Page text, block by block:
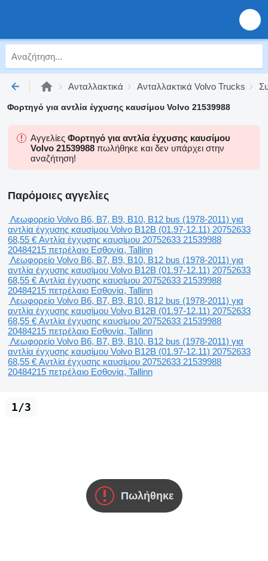
Ανταλλακτικά Ανταλλακτικά Volvo Trucks
Φορτηγό για αντλία έγχυσης καυσίμου Volvo 21539988
Αγγελίες Φορτηγό για αντλία έγχυσης καυσίμου
Volvo 21539988 πωλήθηκε και δεν υπάρχει στην
αναζήτηση!
Παρόμοιες αγγελίες
Λεωφορείο Volvo B6, B7, B9, B10, B12 bus (1978-2011) για
αντλία έγχυσης καυσίμου Volvo B12B (01.97-12.11) 20752633
68,55 € Αντλία έγχυσης καυσίμου 20752633 21539988
20484215 πετρέλαιο Εσθονία, Tallinn
Λεωφορείο Volvo B6, B7, B9, B10, B12 bus (1978-2011) για
αντλία έγχυσης καυσίμου Volvo B12B (01.97-12.11) 20752633
68,55 € Αντλία έγχυσης καυσίμου 20752633 21539988
20484215 πετρέλαιο Εσθονία, Tallinn
Λεωφορείο Volvo B6, B7, B9, B10, B12 bus (1978-2011) για
αντλία έγχυσης καυσίμου Volvo B12B (01.97-12.11) 20752633
68,55 € Αντλία έγχυσης καυσίμου 20752633 21539988
20484215 πετρέλαιο Εσθονία, Tallinn
Λεωφορείο Volvo B6, B7, B9, B10, B12 bus (1978-2011) για
αντλία έγχυσης καυσίμου Volvo B12B (01.97-12.11) 20752633
68,55 € Αντλία έγχυσης καυσίμου 20752633 21539988
20484215 πετρέλαιο Εσθονία, Tallinn
Πωλήθηκε
1/3